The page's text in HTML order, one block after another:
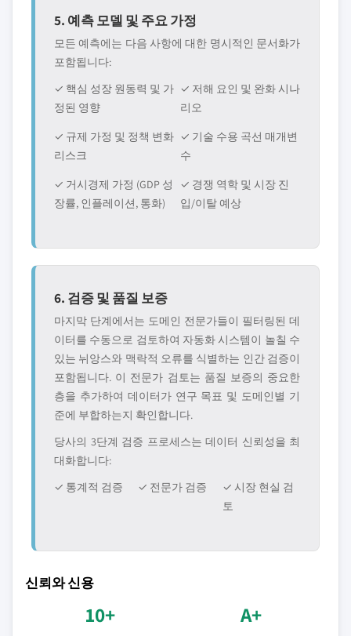
5. 예측 모델 및 주요 가정
모든 예측에는 다음 사항에 대한 명시적인 문서화가
포함됩니다:
✓ 핵심 성장 원동력 및 가
정된 영향
✓ 저해 요인 및 완화 시나
리오
✓ 규제 가정 및 정책 변화
리스크
✓ 기술 수용 곡선 매개변
수
✓ 거시경제 가정 (GDP 성
장률, 인플레이션, 통화)
✓ 경쟁 역학 및 시장 진
입/이탈 예상
6. 검증 및 품질 보증
마지막 단계에서는 도메인 전문가들이 필터링된 데
이터를 수동으로 검토하여 자동화 시스템이 놀칠 수
있는 뉘앙스와 맥락적 오류를 식별하는 인간 검증이
포함됩니다. 이 전문가 검토는 품질 보증의 중요한
층을 추가하여 데이터가 연구 목표 및 도메인별 기
준에 부합하는지 확인합니다.
당사의 3단계 검증 프로세스는 데이터 신뢰성을 최
대화합니다:
✓ 통계적 검증
✓ 전문가 검증
✓ 시장 현실 검
토
신뢰와 신용
10+ A+